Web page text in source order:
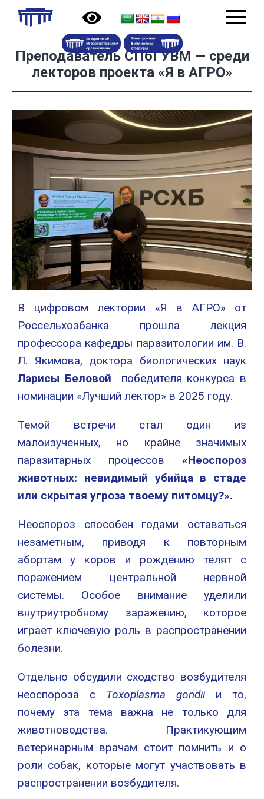
Преподаватель СПбГУВМ — среди
лекторов проекта «Я в АГРО»
В цифровом лектории «Я в АГРО» от
Россельхозбанка прошла лекция
профессора кафедры паразитологии им. В.
Л. Якимова, доктора биологических наук
Ларисы Беловой
победителя конкурса в
номинации «Лучший лектор» в 2025 году.
Темой встречи стал один из
малоизученных, но крайне значимых
паразитарных процессов «Неоспороз
животных: невидимый убийца в стаде
или скрытая угроза твоему питомцу?».
Неоспороз способен годами оставаться
незаметным, приводя к повторным
абортам у коров и рождению телят с
поражением центральной нервной
системы. Особое внимание уделили
внутриутробному заражению, которое
играет ключевую роль в распространении
болезни.
Отдельно обсудили сходство возбудителя
неоспороза с Toxoplasma gondiiи то,
почему эта тема важна не только для
животноводства. Практикующим
ветеринарным врачам стоит помнить и о
роли собак, которые могут участвовать в
распространении возбудителя.